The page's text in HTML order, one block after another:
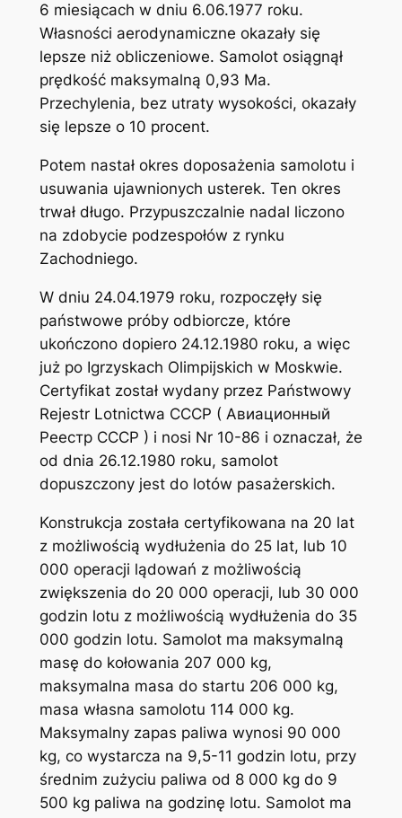
6 miesiącach w dniu 6.06.1977 roku.
Własności aerodynamiczne okazały się
lepsze niż obliczeniowe. Samolot osiągnął
prędkość maksymalną 0,93 Ma.
Przechylenia, bez utraty wysokości, okazały
się lepsze o 10 procent.
Potem nastał okres doposażenia samolotu i
usuwania ujawnionych usterek. Ten okres
trwał długo. Przypuszczalnie nadal liczono
na zdobycie podzespołów z rynku
Zachodniego.
W dniu 24.04.1979 roku, rozpoczęły się
państwowe próby odbiorcze, które
ukończono dopiero 24.12.1980 roku, a więc
już po Igrzyskach Olimpijskich w Moskwie.
Certyfikat został wydany przez Państwowy
Rejestr Lotnictwa CCCP ( Aвиационный
Pеестр CCCP ) i nosi Nr 10-86 i oznaczał, że
od dnia 26.12.1980 roku, samolot
dopuszczony jest do lotów pasażerskich.
Konstrukcja została certyfikowana na 20 lat
z możliwością wydłużenia do 25 lat, lub 10
000 operacji lądowań z możliwością
zwiększenia do 20 000 operacji, lub 30 000
godzin lotu z możliwością wydłużenia do 35
000 godzin lotu. Samolot ma maksymalną
masę do kołowania 207 000 kg,
maksymalna masa do startu 206 000 kg,
masa własna samolotu 114 000 kg.
Maksymalny zapas paliwa wynosi 90 000
kg, co wystarcza na 9,5-11 godzin lotu, przy
średnim zużyciu paliwa od 8 000 kg do 9
500 kg paliwa na godzinę lotu. Samolot ma